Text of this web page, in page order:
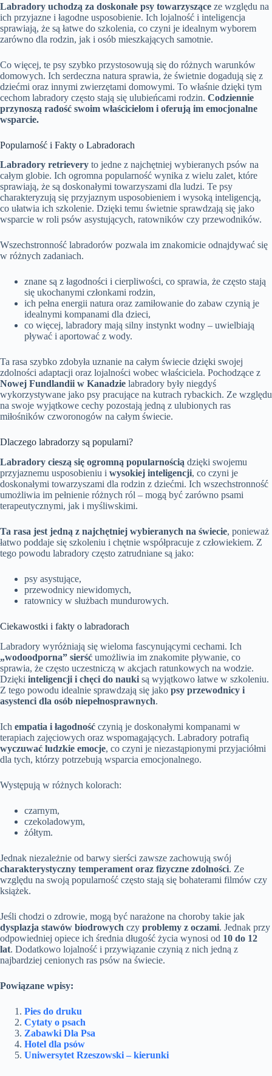
Labradory uchodzą za doskonałe psy towarzyszące ze względu na
ich przyjazne i łagodne usposobienie. Ich lojalność i inteligencja
sprawiają, że są łatwe do szkolenia, co czyni je idealnym wyborem
zarówno dla rodzin, jak i osób mieszkających samotnie.
Co więcej, te psy szybko przystosowują się do różnych warunków
domowych. Ich serdeczna natura sprawia, że świetnie dogadują się z
dziećmi oraz innymi zwierzętami domowymi. To właśnie dzięki tym
cechom labradory często stają się ulubieńcami rodzin. Codziennie
przynoszą radość swoim właścicielom i oferują im emocjonalne
wsparcie.
Popularność i Fakty o Labradorach
Labradory retrievery to jedne z najchętniej wybieranych psów na
całym globie. Ich ogromna popularność wynika z wielu zalet, które
sprawiają, że są doskonałymi towarzyszami dla ludzi. Te psy
charakteryzują się przyjaznym usposobieniem i wysoką inteligencją,
co ułatwia ich szkolenie. Dzięki temu świetnie sprawdzają się jako
wsparcie w roli psów asystujących, ratowników czy przewodników.
Wszechstronność labradorów pozwala im znakomicie odnajdywać się
w różnych zadaniach.
znane są z łagodności i cierpliwości, co sprawia, że często stają
się ukochanymi członkami rodzin,
ich pełna energii natura oraz zamiłowanie do zabaw czynią je
idealnymi kompanami dla dzieci,
co więcej, labradory mają silny instynkt wodny – uwielbiają
pływać i aportować z wody.
Ta rasa szybko zdobyła uznanie na całym świecie dzięki swojej
zdolności adaptacji oraz lojalności wobec właściciela. Pochodzące z
Nowej Fundlandii w Kanadzie labradory były niegdyś
wykorzystywane jako psy pracujące na kutrach rybackich. Ze względu
na swoje wyjątkowe cechy pozostają jedną z ulubionych ras
miłośników czworonogów na całym świecie.
Dlaczego labradorzy są popularni?
Labradory cieszą się ogromną popularnością dzięki swojemu
przyjaznemu usposobieniu i wysokiej inteligencji, co czyni je
doskonałymi towarzyszami dla rodzin z dziećmi. Ich wszechstronność
umożliwia im pełnienie różnych ról – mogą być zarówno psami
terapeutycznymi, jak i myśliwskimi.
Ta rasa jest jedną z najchętniej wybieranych na świecie, ponieważ
łatwo poddaje się szkoleniu i chętnie współpracuje z człowiekiem. Z
tego powodu labradory często zatrudniane są jako:
psy asystujące,
przewodnicy niewidomych,
ratownicy w służbach mundurowych.
Ciekawostki i fakty o labradorach
Labradory wyróżniają się wieloma fascynującymi cechami. Ich
„wodoodporna” sierść umożliwia im znakomite pływanie, co
sprawia, że często uczestniczą w akcjach ratunkowych na wodzie.
Dzięki inteligencji i chęci do nauki są wyjątkowo łatwe w szkoleniu.
Z tego powodu idealnie sprawdzają się jako psy przewodnicy i
asystenci dla osób niepełnosprawnych.
Ich empatia i łagodność czynią je doskonałymi kompanami w
terapiach zajęciowych oraz wspomagających. Labradory potrafią
wyczuwać ludzkie emocje, co czyni je niezastąpionymi przyjaciółmi
dla tych, którzy potrzebują wsparcia emocjonalnego.
Występują w różnych kolorach:
czarnym,
czekoladowym,
żółtym.
Jednak niezależnie od barwy sierści zawsze zachowują swój
charakterystyczny temperament oraz fizyczne zdolności. Ze
względu na swoją popularność często stają się bohaterami filmów czy
książek.
Jeśli chodzi o zdrowie, mogą być narażone na choroby takie jak
dysplazja stawów biodrowych czy problemy z oczami. Jednak przy
odpowiedniej opiece ich średnia długość życia wynosi od 10 do 12
lat. Dodatkowo lojalność i przywiązanie czynią z nich jedną z
najbardziej cenionych ras psów na świecie.
Powiązane wpisy:
Pies do druku
Cytaty o psach
Zabawki Dla Psa
Hotel dla psów
Uniwersytet Rzeszowski – kierunki